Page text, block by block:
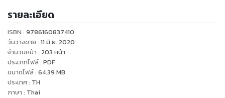
มาก ความรู้สึก... เป็นเพียงอักษรที่เลือนรางแทบมองไม่เห็น... มัน
มากเกินไปไหมที่เด็กชายไม่สมประกอบอย่างผม ""ซอนยุนแจ"" จะ
ใฝ่ฝันว่า ""สักวันจะได้รู้สึกถึงความรัก ความเกลียด และความเจ็บ
รายละเอียด
ISBN : 9786160837410
วันวางขาย : 11 มิ.ย. 2020
จำนวนหน้า : 203 หน้า
ประเภทไฟล์: PDF
ขนาดไฟล์: 64.39 MB
ประเทศ: TH
ภาษา : Thai